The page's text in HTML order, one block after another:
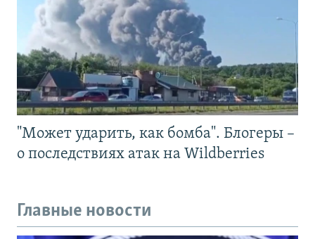
"Может ударить, как бомба". Блогеры –
о последствиях атак на Wildberries
Главные новости